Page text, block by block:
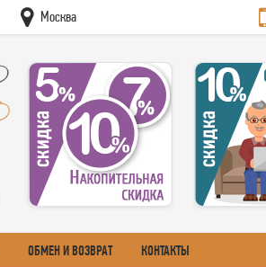
Москва
ОБМЕН И ВОЗВРАТ КОНТАКТЫ